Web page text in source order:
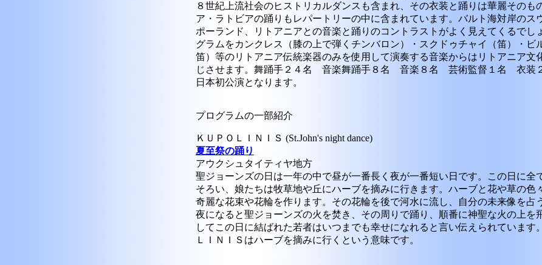
８世紀上流社会のヒストリカルダンスも含まれ、その衣装と踊りは華麗そのも
ア・ラトビアの踊りもレパートリーの中に含まれています。バルト海対岸のス
ポーランド、リトアニアとの音楽と踊りのコントラストがよく見えてくるでし
グラムをカンクレス（膝の上で弾くチンバロン）・スクドゥチャイ（笛）・ビ
笛）等のリトアニア伝統楽器のみを使用して演奏する音楽からはリトアニア文
じさせます。舞踊手２４名 音楽舞踊手８名 音楽８名 芸術監督１名 衣装
日本初公演となります。
プログラムの一部紹介
ＫＵＰＯＬＩＮＩＳ (St.John's night dance)
夏至祭の踊り
アウクシュタイティヤ地方
聖ジョーンズの日は一年の中で昼が一番長く夜が一番短い日です。この日に全
そろい、娘たちは牧草地や丘にハーブを摘みに行きます。ハーブと花や草の色
奇麗な花束や花輪を作ります。その花輪を後で河水に流し、自分の未来像を占
夜になると聖ジョーンズの火を焚き、その周りで踊り、順番に神聖な火の上を
してこの日に結ばれた若者はいつまでも幸せになれると言い伝えられています
ＬＩＮＩＳはハーブを摘みに行くという意味です。